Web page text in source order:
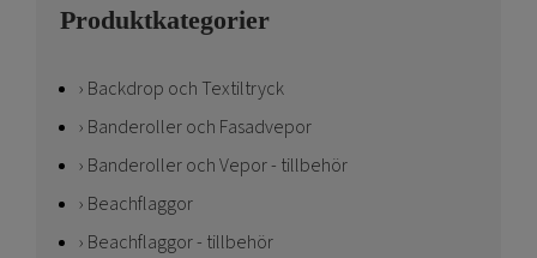
Produktkategorier
Backdrop och Textiltryck
Banderoller och Fasadvepor
Banderoller och Vepor - tillbehör
Beachflaggor
Beachflaggor - tillbehör